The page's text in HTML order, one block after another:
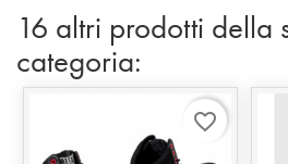
16 altri prodotti della
categoria:
favorite_border